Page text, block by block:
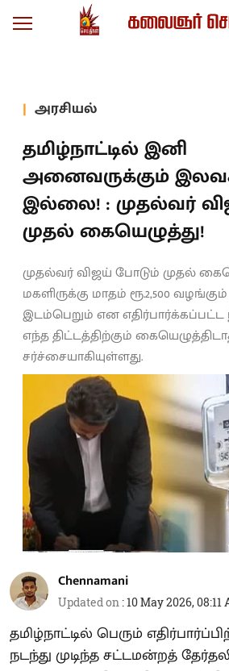
அரசியல்
தமிழ்நாட்டில் இனி
அனைவருக்கும்
இல்லை! : முதல்வர்
முதல் கையெழுத்து!
முதல்வர் விஜய் போடும் முதல்
மகளிருக்கு மாதம் ரூ.2,500
இடம்பெறும் என எதிர்பார்க்கப்பட்ட
எந்த திட்டத்திற்கும்
சர்ச்சையாகியுள்ளது.
Chennamani
Updated on :10 May 2026, 08:11
தமிழ்நாட்டில் பெரும்
நடந்து முடிந்த சட்டமன்றத்